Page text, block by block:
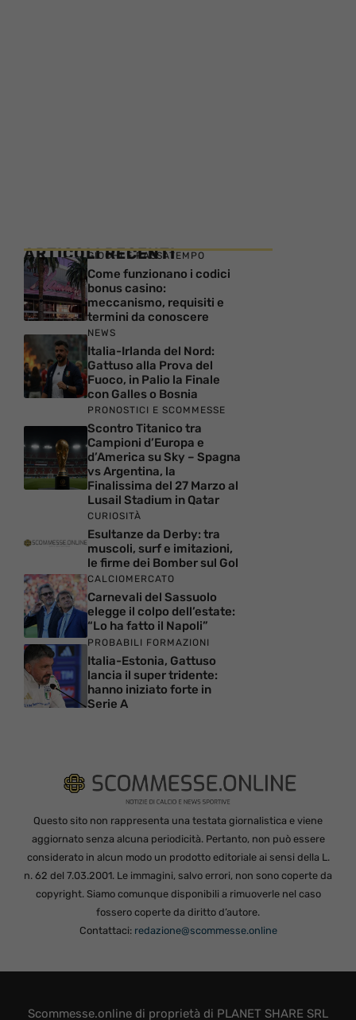
ARTICOLI RECENTI
GIOCHI E PASSATEMPO
Come funzionano i codici
bonus casino:
meccanismo, requisiti e
termini da conoscere
NEWS
Italia-Irlanda del Nord:
Gattuso alla Prova del
Fuoco, in Palio la Finale
con Galles o Bosnia
PRONOSTICI E SCOMMESSE
Scontro Titanico tra
Campioni d’Europa e
d’America su Sky – Spagna
vs Argentina, la
Finalissima del 27 Marzo al
Lusail Stadium in Qatar
CURIOSITÀ
Esultanze da Derby: tra
muscoli, surf e imitazioni,
le firme dei Bomber sul Gol
CALCIOMERCATO
Carnevali del Sassuolo
elegge il colpo dell’estate:
“Lo ha fatto il Napoli”
PROBABILI FORMAZIONI
Italia-Estonia, Gattuso
lancia il super tridente:
hanno iniziato forte in
Serie A
Questo sito non rappresenta una testata giornalistica e viene
aggiornato senza alcuna periodicità. Pertanto, non può essere
considerato in alcun modo un prodotto editoriale ai sensi della L.
n. 62 del 7.03.2001. Le immagini, salvo errori, non sono coperte da
copyright. Siamo comunque disponibili a rimuoverle nel caso
fossero coperte da diritto d’autore.
Contattaci: redazione@scommesse.online
Scommesse.online di proprietà di PLANET SHARE SRL